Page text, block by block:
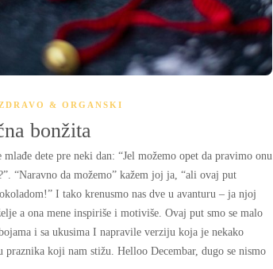
ZDRAVO & ORGANSKI
bonžita
mlađe dete pre neki dan: “Jel možemo opet da pravimo onu
“Naravno da možemo” kažem joj ja, “ali ovaj put
I tako krenusmo nas dve u avanturu – ja njoj
a ona mene inspiriše i motiviše. Ovaj put smo se malo
i sa ukusima I napravile verziju koja je nekako
praznika koji nam stižu. Helloo Decembar, dugo se nismo